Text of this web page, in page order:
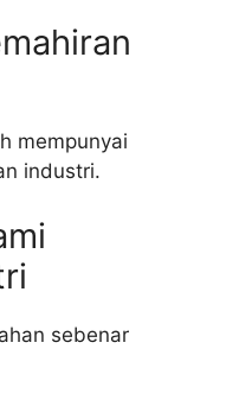
mempunyai
industri.
sebenar